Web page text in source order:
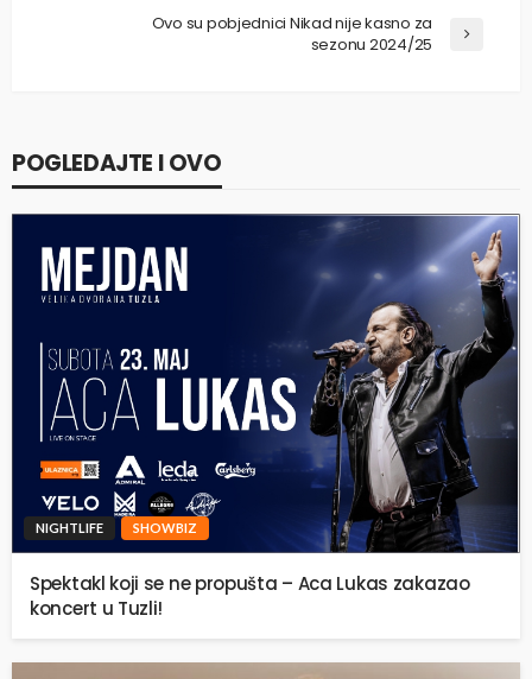
Ovo su pobjednici Nikad nije kasno za
sezonu 2024/25
POGLEDAJTE I OVO
NIGHTLIFE SHOWBIZ
Spektakl koji se ne propušta – Aca Lukas zakazao
koncert u Tuzli!